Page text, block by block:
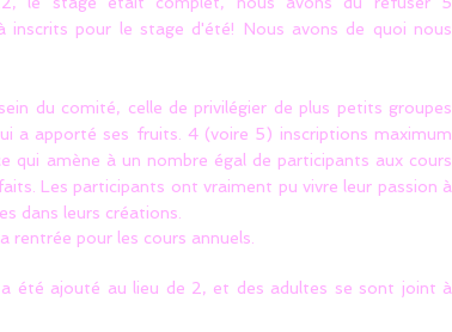
inscrits pour le stage d'été! Nous avons de quoi nous
du comité, celle de privilégier de plus petits groupes
a apporté ses fruits. 4 (voire 5) inscriptions maximum
qui amène à un nombre égal de participants aux cours
Les participants ont vraiment pu vivre leur passion à
dans leurs créations.
rentrée pour les cours annuels.
été ajouté au lieu de 2, et des adultes se sont joint à